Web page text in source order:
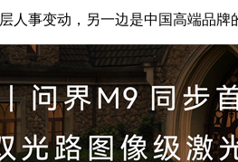
事变动，另一边是中国高端品牌